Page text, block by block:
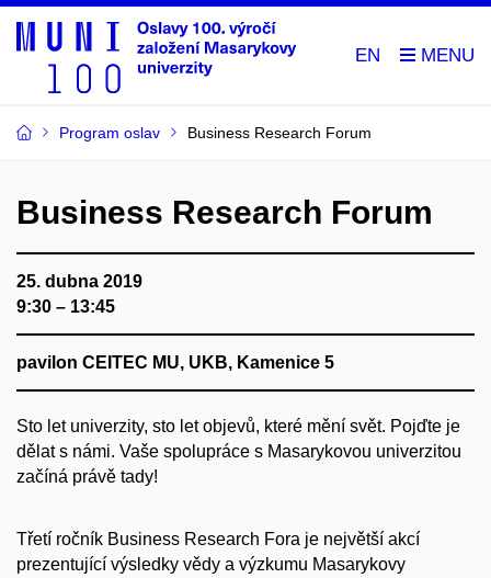
EN
Program oslav Business Research Forum
Business Research Forum
25. dubna 2019
9:30 – 13:45
pavilon CEITEC MU, UKB, Kamenice 5
Sto let univerzity, sto let objevů, které mění svět. Pojďte je
dělat s námi. Vaše spolupráce s Masarykovou univerzitou
začíná právě tady!
Třetí ročník Business Research Fora je největší akcí
prezentující výsledky vědy a výzkumu Masarykovy